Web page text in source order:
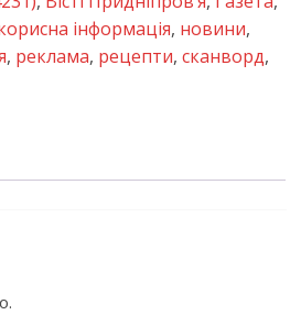
інформація, новини,
, реклама, рецепти,сканворд,